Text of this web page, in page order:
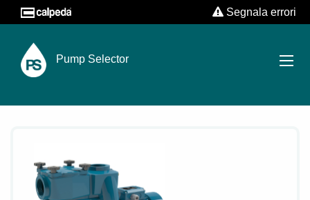
Segnala errori
Pump Selector